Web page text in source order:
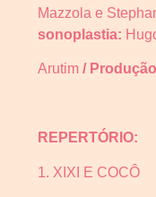
Mazzola e
sonoplastia:
Arutim /
REPERTÓRIO:
1. XIXI E COCÔ